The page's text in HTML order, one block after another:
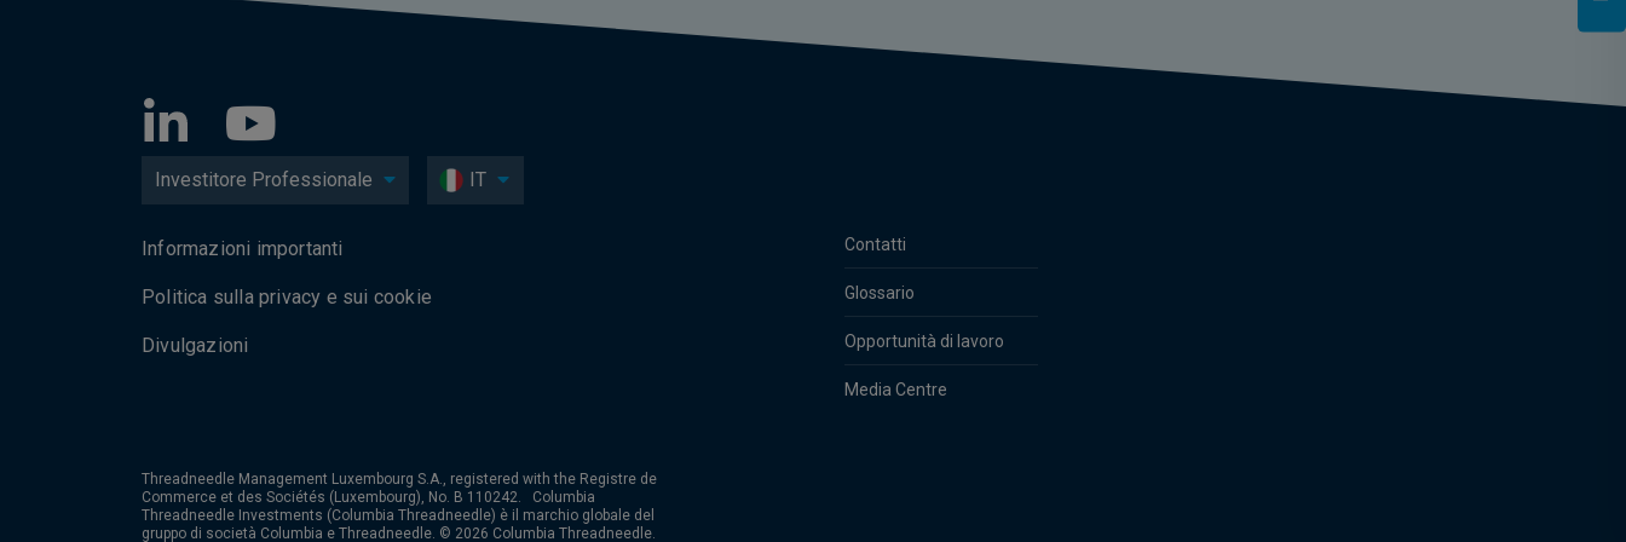
Investitore Professionale IT
Contatti
Glossario
Opportunità di lavoro
Media Centre
Informazioni importanti
Politica sulla privacy e sui cookie
Divulgazioni
Threadneedle Management Luxembourg S.A., registered with the Registre de
Commerce et des Sociétés (Luxembourg), No. B 110242. Columbia
Threadneedle Investments (Columbia Threadneedle) è il marchio globale del
gruppo di società Columbia e Threadneedle. © 2026 Columbia Threadneedle.